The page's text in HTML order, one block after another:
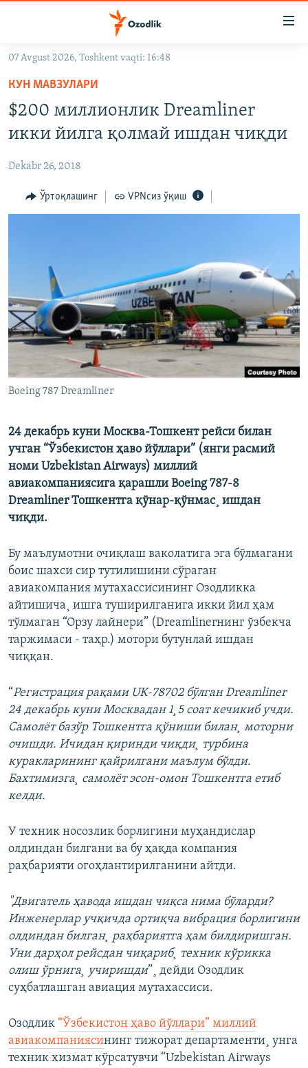
Асосий
навигацияга
ўтинг
Қидиришга
На русском
ИЖТИМОИЙ ТАРМОҚЛАР
Озодлик бошқа тилларда
07 Avgust 2026, Toshkent vaqti: 16:48
КУН МАВЗУЛАРИ
$200 миллионлик Dreamliner
икки йилга қолмай ишдан чиқди
Dekabr 26, 2018
Ўртоқлашинг VPNсиз ўқиш
Boeing 787 Dreamliner
24 декабрь куни Москва-Тошкент рейси билан
учган “Ўзбекистон ҳаво йўллари” (янги расмий
номи Uzbekistan Airways) миллий
авиакомпаниясига қарашли Boeing 787-8
Dreamliner Тошкентга қўнар-қўнмас¸ ишдан
чиқди.
Бу маълумотни очиқлаш ваколатига эга бўлмагани
боис шахси сир тутилишини сўраган
авиакомпания мутахассисининг Озодликка
айтишича¸ ишга туширилганига икки йил ҳам
тўлмаган “Орзу лайнери” (Dreamlinerнинг ўзбекча
таржимаси - таҳр.) мотори бутунлай ишдан
чиққан.
“Регистрация рақами UK-78702 бўлган Dreamliner
24 декабрь куни Москвадан 1¸5 соат кечикиб учди.
Самолëт базўр Тошкентга қўниши билан¸ моторни
очишди. Ичидан қиринди чиқди¸ турбина
куракларининг қайрилгани маълум бўлди.
Бахтимизга¸ самолëт эсон-омон Тошкентга етиб
келди.
У техник носозлик борлигини муҳандислар
олдиндан билгани ва бу ҳақда компания
раҳбарияти огоҳлантирилганини айтди.
"Двигатель ҳавода ишдан чиқса нима бўларди?
Инженерлар учқичда ортиқча вибрация борлигини
олдиндан билган¸ раҳбариятга ҳам билдиришган.
Уни дарҳол рейсдан чиқариб¸ техник кўрикка
олиш ўрнига¸ учиришди”¸ дейди Озодлик
суҳбатлашган авиация мутахассиси.
Озодлик “Ўзбекистон ҳаво йўллари” миллий
авиакомпаниясининг тижорат департаменти¸ унга
техник хизмат кўрсатувчи “Uzbekistan Airways